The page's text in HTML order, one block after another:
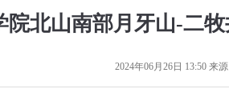
院北山南部月牙山-二
2024年06月26日 13:50 来